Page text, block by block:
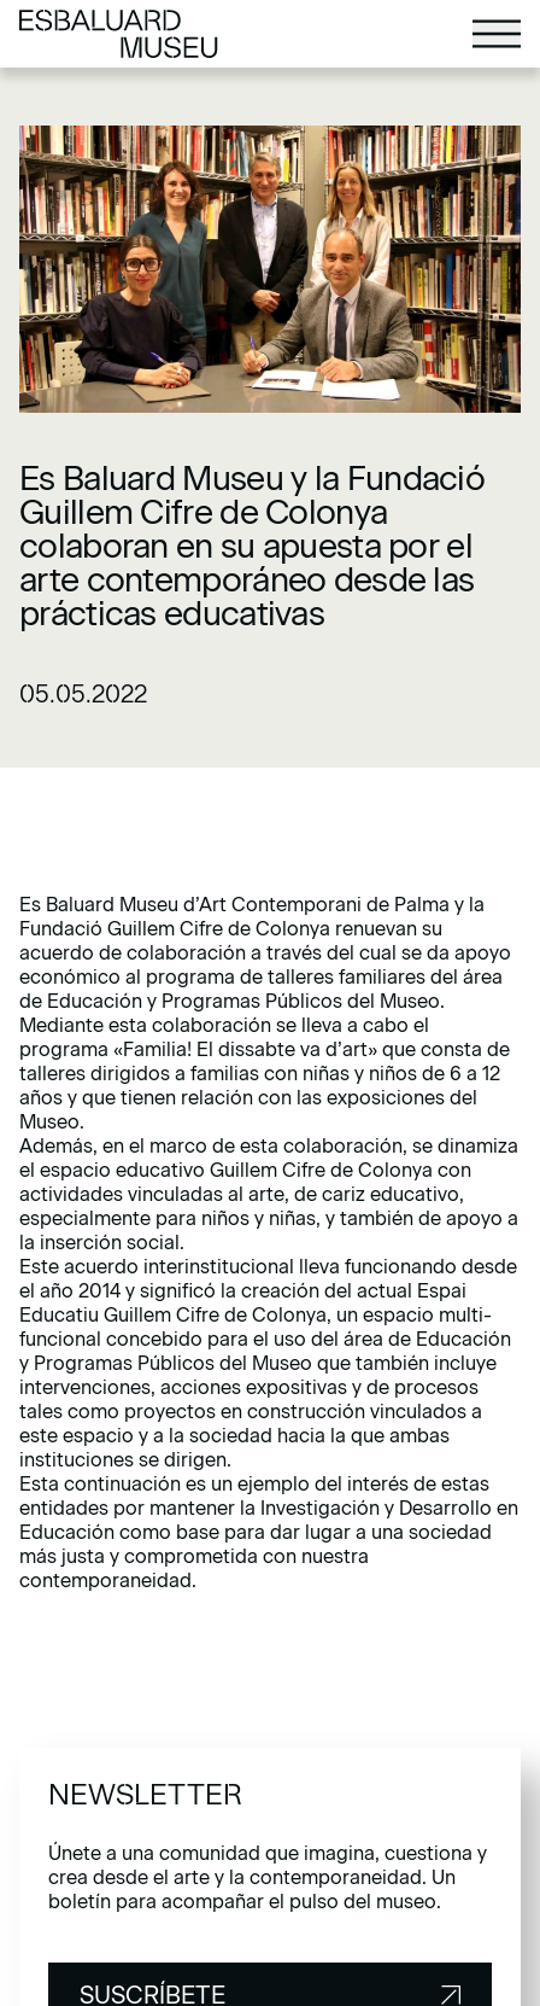
Es Baluard Museu y la Fundació
Guillem Cifre de Colonya
colaboran en su apuesta por el
arte contemporáneo desde las
prácticas educativas
05.05.2022
Es Baluard Museu d’Art Contemporani de Palma y la
Fundació Guillem Cifre de Colonya renuevan su
acuerdo de colaboración a través del cual se da apoyo
económico al programa de talleres familiares del área
de Educación y Programas Públicos del Museo.
Mediante esta colaboración se lleva a cabo el
programa «Familia! El dissabte va d’art» que consta de
talleres dirigidos a familias con niñas y niños de 6 a 12
años y que tienen relación con las exposiciones del
Museo.
Además, en el marco de esta colaboración, se dinamiza
el espacio educativo Guillem Cifre de Colonya con
actividades vinculadas al arte, de cariz educativo,
especialmente para niños y niñas, y también de apoyo a
la inserción social.
Este acuerdo interinstitucional lleva funcionando desde
el año 2014 y significó la creación del actual Espai
Educatiu Guillem Cifre de Colonya, un espacio multi-
funcional concebido para el uso del área de Educación
y Programas Públicos del Museo que también incluye
intervenciones, acciones expositivas y de procesos
tales como proyectos en construcción vinculados a
este espacio y a la sociedad hacia la que ambas
instituciones se dirigen.
Esta continuación es un ejemplo del interés de estas
entidades por mantener la Investigación y Desarrollo en
Educación como base para dar lugar a una sociedad
más justa y comprometida con nuestra
contemporaneidad.
NEWSLETTER
Únete a una comunidad que imagina, cuestiona y
crea desde el arte y la contemporaneidad. Un
boletín para acompañar el pulso del museo.
SUSCRÍBETE